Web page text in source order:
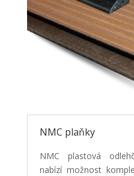
NMC plaňky
NMC plastová
nabízí možnost